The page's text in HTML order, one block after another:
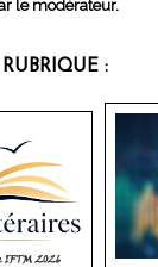
le modérateur.
: